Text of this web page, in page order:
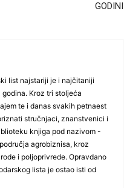
GODINI
list najstariji je i najčitaniji
Kroz tri stoljeća
te i danas svakih petnaest
stručnjaci, znanstvenici i
knjiga pod nazivom -
agrobiznisa, kroz
i poljoprivrede. Opravdano
lista je ostao isti od